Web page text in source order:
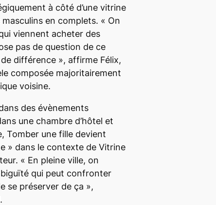
à côté d’une vitrine
en complets. « On
viennent acheter des
pas de question de ce
différence », affirme Félix,
composée majoritairement
voisine.
des évènements
une chambre d’hôtel et
Tomber une fille devient
» dans le contexte de Vitrine
« En pleine ville, on
qui peut confronter
se préserver de ça »,